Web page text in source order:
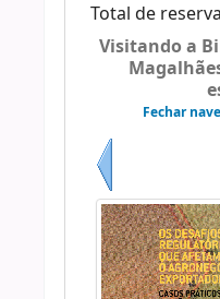
Total de
Visitando a
Fechar
Anterior